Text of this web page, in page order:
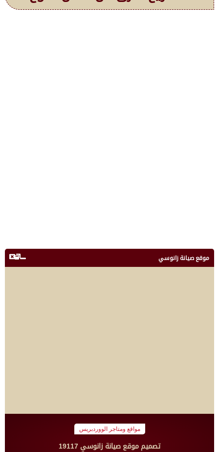
موقع صيانة زانوسي
مواقع ومتاجر الووردبريس
تصميم موقع صيانة زانوسي 19117